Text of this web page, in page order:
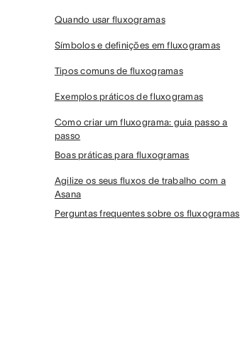
Quando usar fluxogramas
Símbolos e definições em fluxogramas
Tipos comuns de fluxogramas
Exemplos práticos de fluxogramas
Como criar um fluxograma: guia passo a
passo
Boas práticas para fluxogramas
Agilize os seus fluxos de trabalho com a
Asana
Perguntas frequentes sobre os fluxogramas